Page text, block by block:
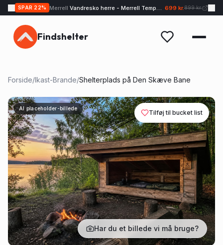
SPAR 22% Merrell Vandresko herre - Merrell Tempo EXP - Sand 699 kr.899 kr.
Findshelter
Forside/Ikast-Brande/Shelterplads på Den Skæve Bane
AI placeholder-billede
Tilføj til bucket list
Har du et billede vi må bruge?